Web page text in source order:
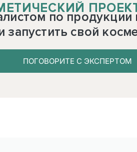
по
запустить свой
ПОГОВОРИТЕ С ЭКСПЕРТОМ